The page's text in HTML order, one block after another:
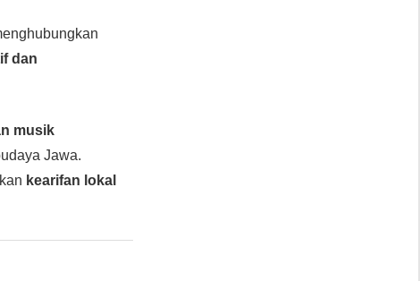
dan
musik
Jawa.
kearifan lokal